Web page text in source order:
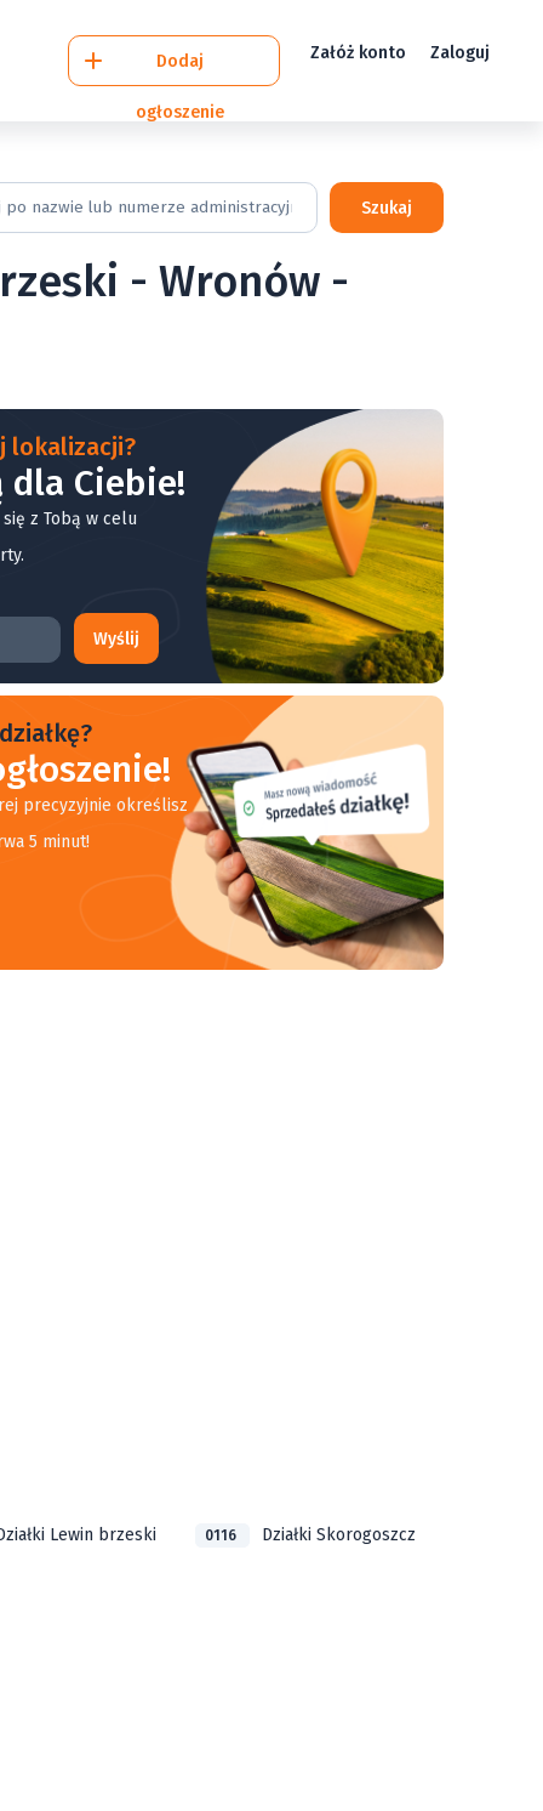
Dodaj
ogłoszenie
Załóż konto Zaloguj
Szukaj
- Wronów -
lokalizacji?
dla Ciebie!
z Tobą w celu
Wyślij
precyzyjnie określisz
5 minut!
Lewin brzeski 0116 Działki Skorogoszcz